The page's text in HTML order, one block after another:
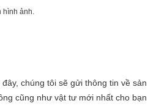
hình ảnh.
chúng tôi sẽ gửi thông tin về sản
cũng như vật tư mới nhất cho bạn